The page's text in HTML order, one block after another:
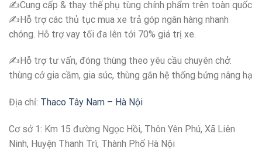
✍️Cung cấp & thay thế phụ tùng chính phẩm trên toàn quốc
✍️Hỗ trợ các thủ tục mua xe trả góp ngân hàng nhanh
chóng. Hỗ trợ vay tối đa lên tới 70% giá trị xe.
✍️Hỗ trợ tư vấn, đóng thùng theo yêu cầu chuyên chở:
thùng cở gia cầm, gia súc, thùng gắn hệ thống bửng nâng hạ
Địa chỉ: Thaco Tây Nam – Hà Nội
Cơ sở 1: Km 15 đường Ngọc Hồi, Thôn Yên Phú, Xã Liên
Ninh, Huyện Thanh Trì, Thành Phố Hà Nội